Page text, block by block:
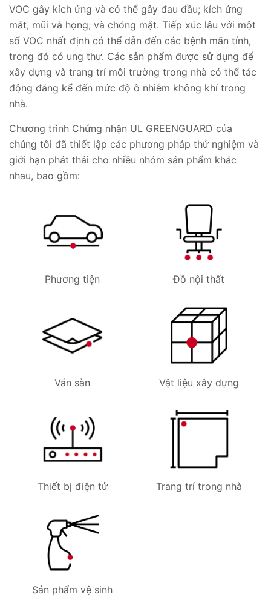
VOC gây kích ứng và có thể gây đau đầu; kích ứng
mắt, mũi và họng; và chóng mặt. Tiếp xúc lâu với một
số VOC nhất định có thể dẫn đến các bệnh mãn tính,
trong đó có ung thư. Các sản phẩm được sử dụng để
xây dựng và trang trí môi trường trong nhà có thể tác
động đáng kể đến mức độ ô nhiễm không khí trong
nhà.
Chương trình Chứng nhận UL GREENGUARD của
chúng tôi đã thiết lập các phương pháp thử nghiệm và
giới hạn phát thải cho nhiều nhóm sản phẩm khác
nhau, bao gồm:
Phương tiện Đồ nội thất
Ván sàn Vật liệu xây dựng
Thiết bị điện tử Trang trí trong nhà
Sản phẩm vệ sinh